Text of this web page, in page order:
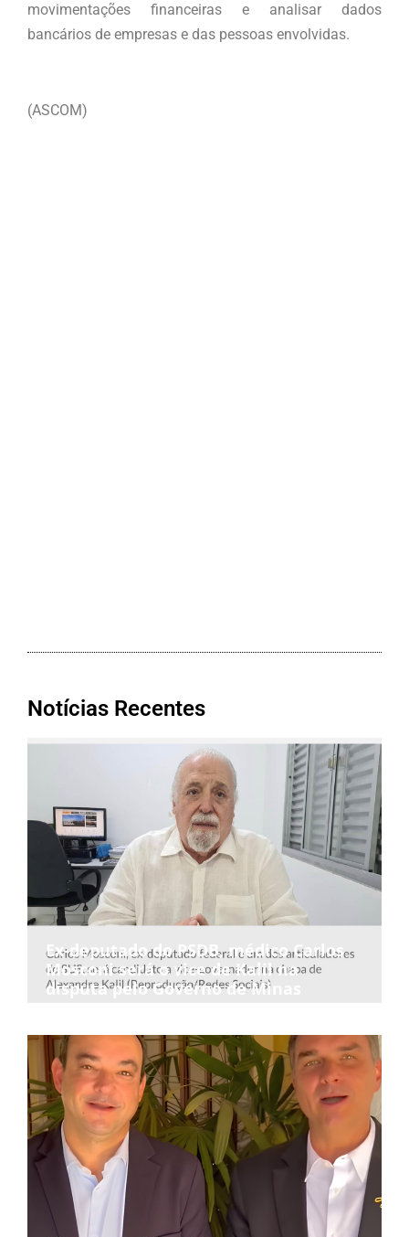
movimentações financeiras e analisar dados
bancários de empresas e das pessoas envolvidas.
(ASCOM)
Notícias Recentes
Ex-deputado do PSDB, médico Carlos
Mosconi será o vice de Kalil na
disputa pelo Governo de Minas